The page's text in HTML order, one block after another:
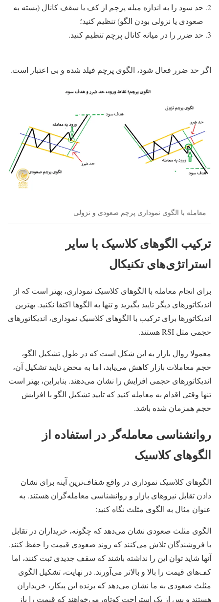
حد سود را به اندازه میله پرچم از کف یا سقف کانال (بسته به
صعودی یا نزولی بودن الگو) تنظیم کنید؛
حد ضرر را در میانه کانال پرچم تنظیم کنید.
اگر حد ضرر فعال شود، الگوی پرچم فیلد شده و بی اعتبار است.
معامله با الگوی نموداری پرچم صعودی و نزولی
ترکیب الگوهای کلاسیک با سایر
استراتژی‌های تکنیکال
برای انجام معامله با الگوهای کلاسیک نموداری، بهتر است که از
اندیکاتورهای دیگر تایید بگیرید و تنها به الگوها اکتفا نکنید. بهترین
اندیکاتورها برای ترکیب با الگوهای کلاسیک نموداری، اندیکاتورهای
حجمی ‌مثل RSI هستند.
معمولا روال بازار به این شکل است که در طول تشکیل الگو،
حجم معاملات بازار کاهش می‌یابد، اما به محض تایید تشکیل آن،
اندیکاتورهای حجمی ‌افزایش را نشان می‌دهند. بنابراین، بهتر است
تنها وقتی اقدام به معامله کنید که تایید تشکیل الگو با افزایش
حجم همزمان شده باشد.
روانشناسی معامله‌گر در استفاده از
الگوهای کلاسیک
الگوهای کلاسیک نموداری در واقع شفاف‌ترین آینه برای نشان
دادن تقابل نیروهای بازار و روانشناسی معامله‌گران هستند. به
عنوان مثال به الگوی مثلث نگاه کنید:
الگوی مثلث صعودی نشان می‌دهد که چگونه، خریداران در تقابل
با فروشندگان تلاش می‌کنند که روند صعودی قیمت را حفظ کنند.
آنها شاید توان این را نداشته باشند که سقف جدیدی ثبت کنند، اما
کف‌های قیمت را بالا و بالاتر می‌آورند. در نهایت، تشکیل الگوی
مثلث صعودی به ما نشان می‌دهد که برنده این پیکار، خریداران
هستند و پس از یک استراحت کوتاه، می‌خواهند که قیمت را باز